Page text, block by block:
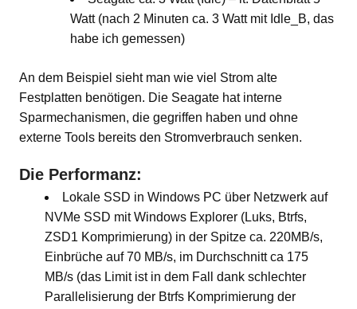
Watt (nach 2 Minuten ca. 3 Watt mit Idle_B, das
habe ich gemessen)
An dem Beispiel sieht man wie viel Strom alte
Festplatten benötigen. Die Seagate hat interne
Sparmechanismen, die gegriffen haben und ohne
externe Tools bereits den Stromverbrauch senken.
Die Performanz:
Lokale SSD in Windows PC über Netzwerk auf
NVMe SSD mit Windows Explorer (Luks, Btrfs,
ZSD1 Komprimierung) in der Spitze ca. 220MB/s,
Einbrüche auf 70 MB/s, im Durchschnitt ca 175
MB/s (das Limit ist in dem Fall dank schlechter
Parallelisierung der Btrfs Komprimierung der